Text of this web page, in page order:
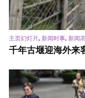
主页幻灯片, 新闻时事, 新闻
千年古堰迎海外来